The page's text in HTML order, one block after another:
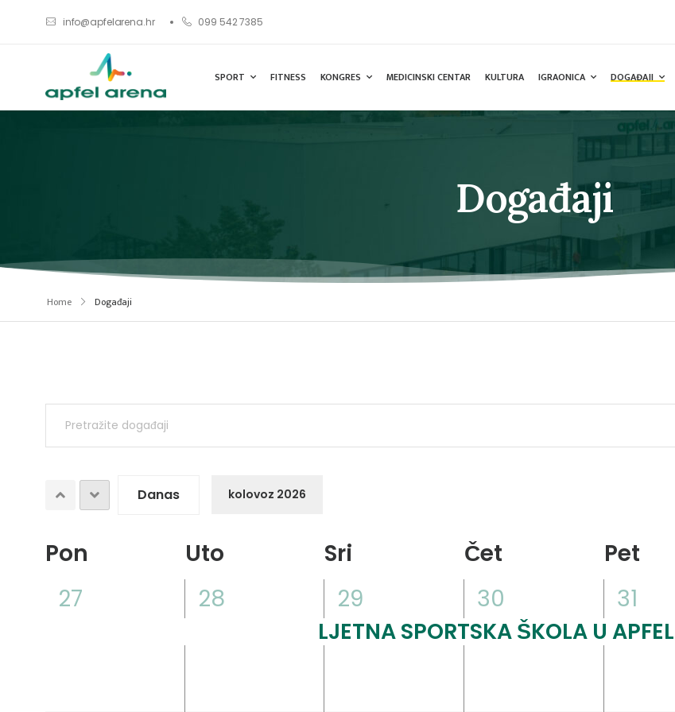
info@apfelarena.hr 099 542 7385
SPORT FITNESS KONGRES MEDICINSKI CENTAR KULTURA IGRAONICA DOGAĐAJI
Događaji
Home Događaji
Događaji
Search
and
Navigation
Enter
Keyword.
for
Događaji
Keyword.
Danas kolovoz 2026
datum.
Calendar
of
Pon Uto Sri Čet Pet
1
27
LJETNA SPORTSKA ŠKOLA U
1
28
1
događaj,
29
1
događaj,
30
1
31